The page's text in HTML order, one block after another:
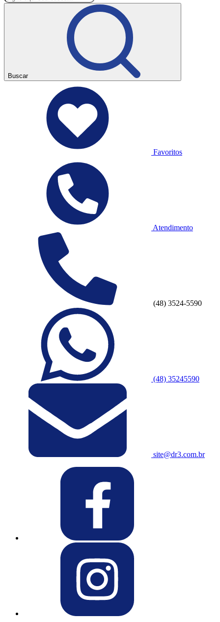
Buscar
Favoritos
Atendimento
(48) 3524-5590
(48) 35245590
site@dr3.com.br